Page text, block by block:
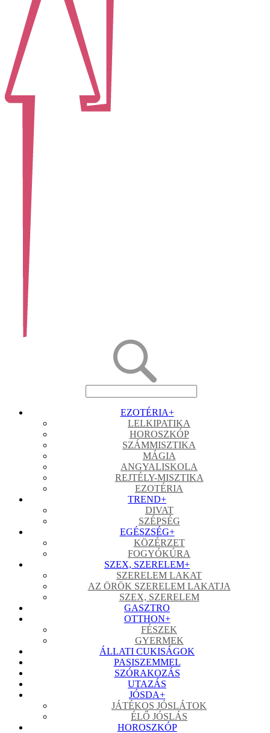
EZOTÉRIA+
LELKIPATIKA
HOROSZKÓP
SZÁMMISZTIKA
MÁGIA
ANGYALISKOLA
REJTÉLY-MISZTIKA
EZOTÉRIA
TREND+
DIVAT
SZÉPSÉG
EGÉSZSÉG+
KÖZÉRZET
FOGYÓKÚRA
SZEX, SZERELEM+
SZERELEM LAKAT
AZ ÖRÖK SZERELEM LAKATJA
SZEX, SZERELEM
GASZTRO
OTTHON+
FÉSZEK
GYERMEK
ÁLLATI CUKISÁGOK
PASISZEMMEL
SZÓRAKOZÁS
UTAZÁS
JÓSDA+
JÁTÉKOS JÓSLÁTOK
ÉLŐ JÓSLÁS
HOROSZKÓP